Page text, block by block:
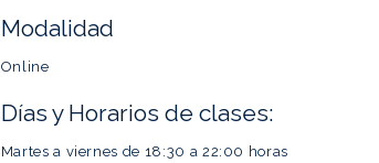
Modalidad
Online
Días y Horarios de clases:
Martes a viernes de 18:30 a 22:00 horas